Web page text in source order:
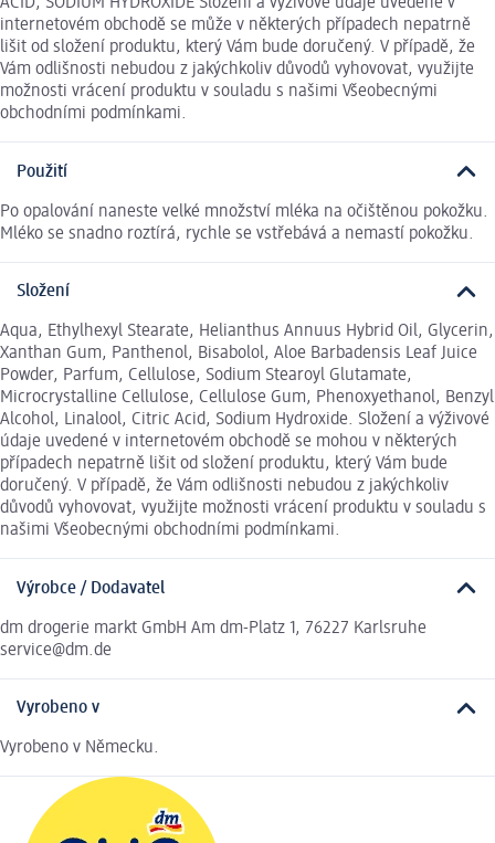
ACID, SODIUM HYDROXIDE Složení a výživové údaje uvedené v
internetovém obchodě se může v některých případech nepatrně
lišit od složení produktu, který Vám bude doručený. V případě, že
Vám odlišnosti nebudou z jakýchkoliv důvodů vyhovovat, využijte
možnosti vrácení produktu v souladu s našimi Všeobecnými
obchodními podmínkami.
Použití
Po opalování naneste velké množství mléka na očištěnou pokožku.
Mléko se snadno roztírá, rychle se vstřebává a nemastí pokožku.
Složení
Aqua, Ethylhexyl Stearate, Helianthus Annuus Hybrid Oil, Glycerin,
Xanthan Gum, Panthenol, Bisabolol, Aloe Barbadensis Leaf Juice
Powder, Parfum, Cellulose, Sodium Stearoyl Glutamate,
Microcrystalline Cellulose, Cellulose Gum, Phenoxyethanol, Benzyl
Alcohol, Linalool, Citric Acid, Sodium Hydroxide. Složení a výživové
údaje uvedené v internetovém obchodě se mohou v některých
případech nepatrně lišit od složení produktu, který Vám bude
doručený. V případě, že Vám odlišnosti nebudou z jakýchkoliv
důvodů vyhovovat, využijte možnosti vrácení produktu v souladu s
našimi Všeobecnými obchodními podmínkami.
Výrobce / Dodavatel
dm drogerie markt GmbH Am dm-Platz 1, 76227 Karlsruhe
service@dm.de
Vyrobeno v
Vyrobeno v Německu.